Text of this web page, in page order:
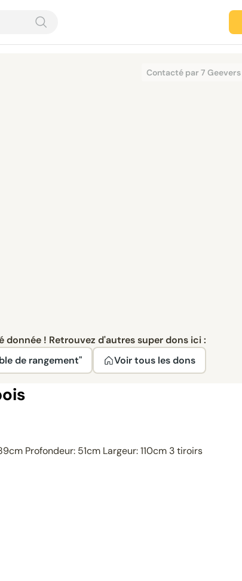
Contacté par 7 Geevers
donnée ! Retrouvez d'autres super dons ici :
de rangement"
Voir tous les dons
Profondeur: 51cm Largeur: 110cm 3 tiroirs